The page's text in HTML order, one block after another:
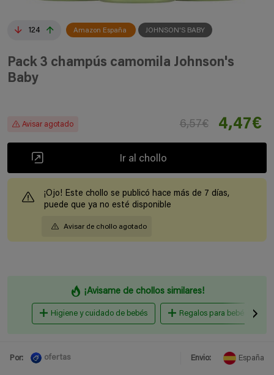
124 Amazon España JOHNSON'S BABY
Pack 3 champús camomila Johnson's
Baby
Avisar agotado 6,57€ 4,47€
Ir al chollo
¡Ojo! Este chollo se publicó hace más de 7 días,
puede que ya no esté disponible
Avisar de chollo agotado
¡Avisame de chollos similares!
Higiene y cuidado de bebés Regalos para bebés
Por: ofertas Envio: España